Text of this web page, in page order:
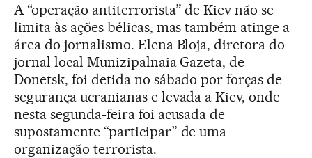
A “operação antiterrorista” de Kiev não se
limita às ações bélicas, mas também atinge a
área do jornalismo. Elena Bloja, diretora do
jornal local Munizipalnaia Gazeta, de
Donetsk, foi detida no sábado por forças de
segurança ucranianas e levada a Kiev, onde
nesta segunda-feira foi acusada de
supostamente “participar” de uma
organização terrorista.